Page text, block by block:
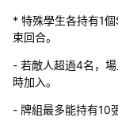
* 特殊學生各持有1
束回合。
- 若敵人超過4名，
時加入。
- 牌組最多能持有10